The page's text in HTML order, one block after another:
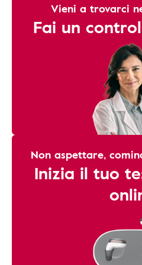
Vieni a trovarci
Fai un
Non aspettare,
Inizia il tuo